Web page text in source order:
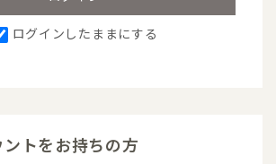
ログインしたままにする
トをお持ちの方